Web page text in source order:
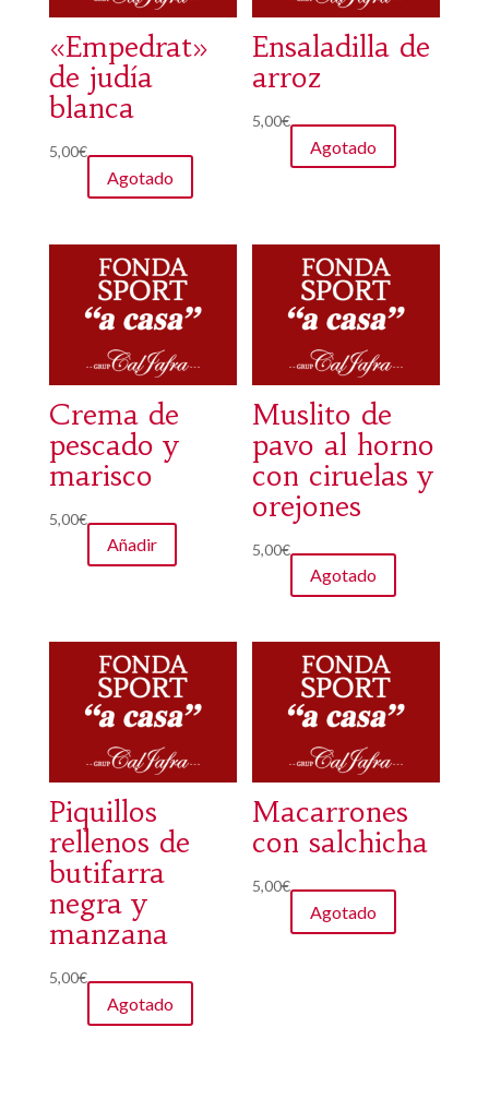
«Empedrat»
de judía
blanca
5,00€
Agotado
Ensaladilla de
arroz
5,00€
Agotado
Crema de
pescado y
marisco
5,00€
Añadir
Muslito de
pavo al horno
con ciruelas y
orejones
5,00€
Agotado
Piquillos
rellenos de
butifarra
negra y
manzana
5,00€
Agotado
Macarrones
con salchicha
5,00€
Agotado